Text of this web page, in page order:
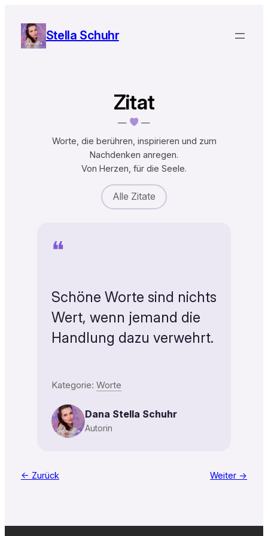
Inhalt
springen
Stella Schuhr
Zitat
—
—
Worte, die berühren, inspirieren und zum
Nachdenken anregen.
Von Herzen, für die Seele.
Alle Zitate
❝
Schöne Worte sind nichts
Wert, wenn jemand die
Handlung dazu verwehrt.
Kategorie: Worte
Dana Stella Schuhr
Autorin
← Zurück Weiter →